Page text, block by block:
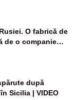
O fabrică de
de o companie
rachetă
după
Sicilia | VIDEO